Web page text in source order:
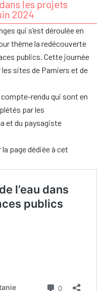
les projets
2024
qui s’est déroulée en
thème la redécouverte
publics. Cette journée
sites de Pamiers et de
compte-rendu qui sont en
par les
et du paysagiste
page dédiée à cet